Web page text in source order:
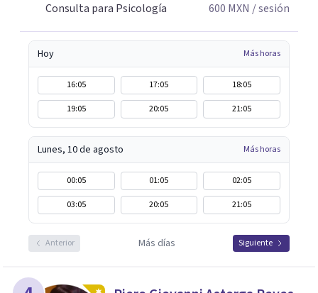
Consulta para Psicología
600 MXN / sesión
Hoy Más horas
16:05 17:05
18:05
19:05
20:05 21:05
Lunes, 10 de agosto Más horas
00:05 01:05
02:05
03:05
20:05 21:05
Anterior Más días Siguiente